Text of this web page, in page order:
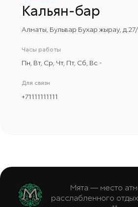
Кальян-бар
Алматы, Бульвар Бухар жырау,
Часы работы
Пн, Вт, Ср, Чт, Пт, Сб, Вс -
Для связи
+71111111111
Мята — место
расслабленного